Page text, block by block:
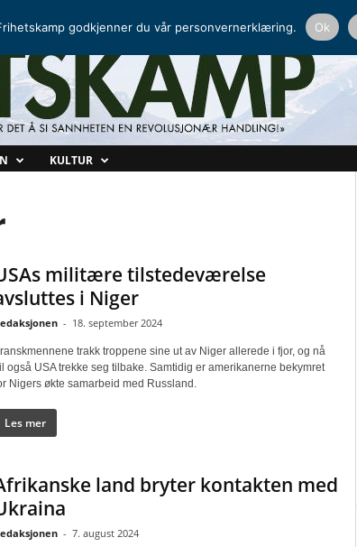
KULTUR
militære tilstedeværelse
i Niger
- 18. september 2024
trakk troppene sine ut av Niger allerede i fjor, og nå
også USA trekke seg tilbake. Samtidig er amerikanerne bekymret
Nigers økte samarbeid med Russland.
Les mer
land bryter kontakten med
- 7. august 2024
godkjenner du vår personvernerklæring. Ok